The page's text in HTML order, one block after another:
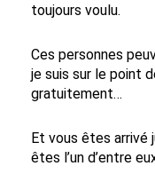
toujours voulu.
Ces personnes
je suis sur le point
gratuitement…
Et vous êtes arrivé
êtes l’un d’entre